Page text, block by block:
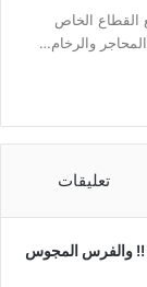
الخاص
تعليقات
!! والفرس المجوس